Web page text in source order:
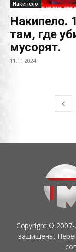
Накипело
Накипело.
там, где
мусорят.
11.11.2024
Copyright ©
защищены.